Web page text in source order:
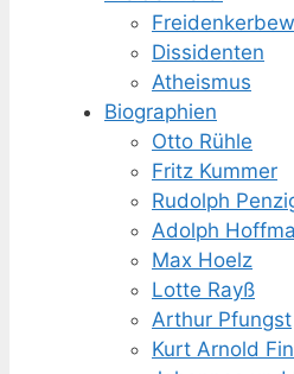
Dissidenten
Atheismus
Biographien
Otto Rühle
Fritz Kummer
Rudolph
Adolph
Max Hoelz
Lotte Rayß
Arthur Pfungst
Kurt Arnold